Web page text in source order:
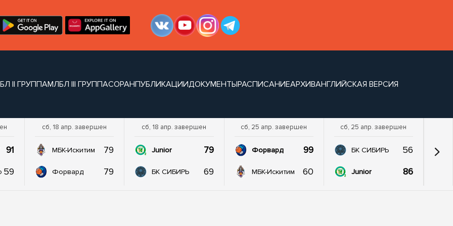
II ГРУППАМЛБЛ III ГРУППАСОРАНПУБЛИКАЦИИДОКУМЕНТЫРАСПИСАНИЕАРХИВАНГЛИЙСКАЯ ВЕРСИЯ
91
59
сб, 18 апр. завершен
МБК-Искитим 79
Форвард 79
сб, 18 апр. завершен
Junior 79
БК СИБИРЬ 69
сб, 25 апр. завершен
Форвард 99
МБК-Искитим 60
сб, 25 апр. завершен
БК СИБИРЬ 56
Junior 86